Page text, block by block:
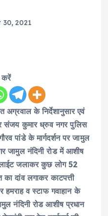
2021
करें
अग्रवाल के निर्देशानुसार एवं
संजय कुमार ध्रुव नगर पुलिस
पांडे के मार्गदर्शन पर जामुल
जामुल नंदिनी रोड में आशीष
जलाकर कुछ लोग 52
का दांव लगाकर काटपत्ती
व स्टाफ गवाहान के
नंदिनी रोड आशीष प्रधान